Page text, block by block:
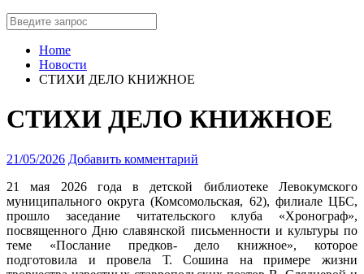
Home
Новости
СТИХИ ДЕЛО КНИЖНОЕ
СТИХИ ДЕЛО КНИЖНОЕ
21/05/2026 Добавить комментарий
21 мая 2026 года в детской библиотеке Левокумского
муниципального округа (Комсомольская, 62), филиале ЦБС,
прошло заседание читательского клуба «Хронограф»,
посвященного Дню славянской письменности и культуры по
теме «Послание предков- дело книжное», которое
подготовила и провела Т. Сошина на примере жизни